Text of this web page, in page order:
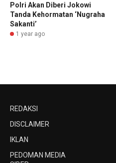
Polri Akan Diberi Jokowi
Tanda Kehormatan ‘Nugraha
Sakanti’
1 year ago
REDAKSI
DISCLAIMER
IKLAN
PEDOMAN MEDIA